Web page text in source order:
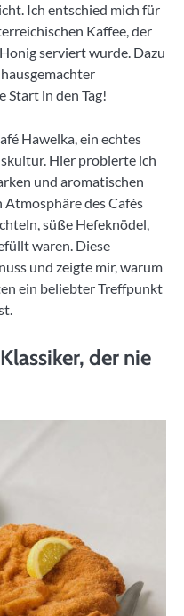
Ich entschied mich für
Kaffee, der
serviert wurde. Dazu
Start in den Tag!
Hawelka, ein echtes
Hier probierte ich
und aromatischen
des Cafés
süße Hefeknödel,
waren. Diese
und zeigte mir, warum
ein beliebter Treffpunkt
der nie